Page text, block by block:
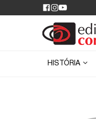
HISTÓRIA